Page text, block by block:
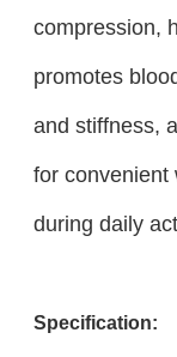
compression,
promotes
and stiffness,
for convenient
during daily
Specification: